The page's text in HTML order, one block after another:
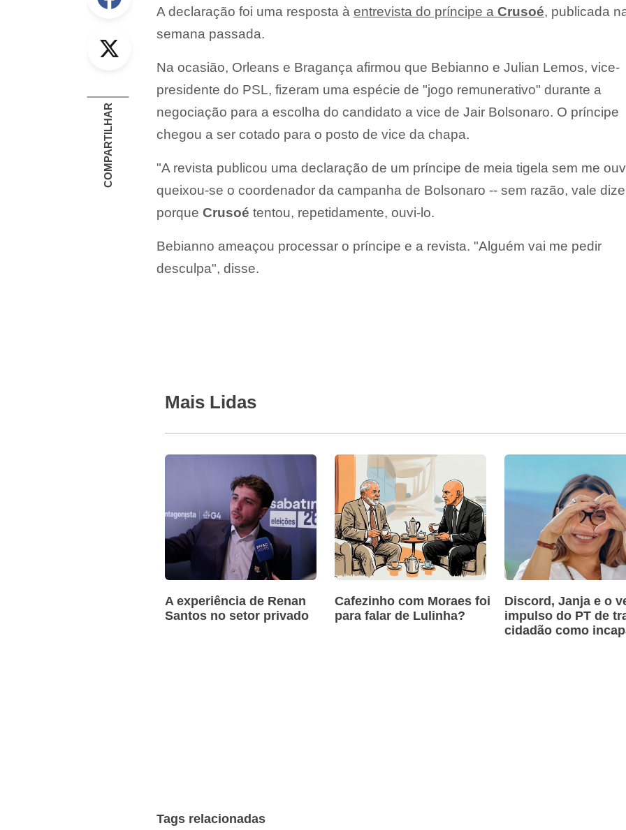
Twitter
COMPARTILHAR
A declaração foi uma resposta à entrevista do príncipe a Crusoé, publicada
semana passada.
Na ocasião, Orleans e Bragança afirmou que Bebianno e Julian Lemos, vice-
presidente do PSL, fizeram uma espécie de "jogo remunerativo" durante a
negociação para a escolha do candidato a vice de Jair Bolsonaro. O príncipe
chegou a ser cotado para o posto de vice da chapa.
"A revista publicou uma declaração de um príncipe de meia tigela sem me
queixou-se o coordenador da campanha de Bolsonaro -- sem razão, vale
porque Crusoé tentou, repetidamente, ouvi-lo.
Bebianno ameaçou processar o príncipe e a revista. "Alguém vai me pedir
desculpa", disse.
Mais Lidas
A experiência de Renan
Santos no setor privado
Cafezinho com Moraes foi
para falar de Lulinha?
Discord, Janja e o
impulso do PT de
cidadão como
Tags relacionadas